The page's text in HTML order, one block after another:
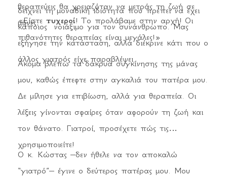
θεραπεύεις θα χρειαζόταν να μετράς τη ζωή σε
μήνες;
δείχνει τη μοναδική ιδιότητα που πρέπει να έχει
κάποιος˙ νοιάξιμο για τον συνάνθρωπο. Μας
εξήγησε την κατάσταση, αλλά διέκρινε κάτι που ο
άλλος γιατρός είχε παραβλέψει.
«Είστε τυχεροί! Το προλάβαμε στην αρχή! Οι
πιθανότητες θεραπείας είναι μεγάλες!»
Ακόμα βλέπω τα δάκρυα συγκίνησης της μάνας
μου, καθώς έπεφτε στην αγκαλιά του πατέρα μου.
Δε μίλησε για επιβίωση, αλλά για θεραπεία. Οι
λέξεις γίνονται σφαίρες όταν αφορούν τη ζωή και
τον θάνατο. Γιατροί, προσέχετε πώς τις
χρησιμοποιείτε!
Ο κ. Κώστας –δεν ήθελε να τον αποκαλώ
“γιατρό”– έγινε ο δεύτερος πατέρας μου. Μου